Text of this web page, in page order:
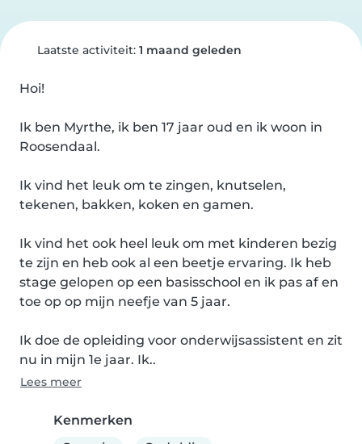
Laatste activiteit: 1 maand geleden
Hoi!
Ik ben Myrthe, ik ben 17 jaar oud en ik woon in
Roosendaal.
Ik vind het leuk om te zingen, knutselen,
tekenen, bakken, koken en gamen.
Ik vind het ook heel leuk om met kinderen bezig
te zijn en heb ook al een beetje ervaring. Ik heb
stage gelopen op een basisschool en ik pas af en
toe op op mijn neefje van 5 jaar.
Ik doe de opleiding voor onderwijsassistent en zit
nu in mijn 1e jaar. Ik..
Lees meer
Kenmerken